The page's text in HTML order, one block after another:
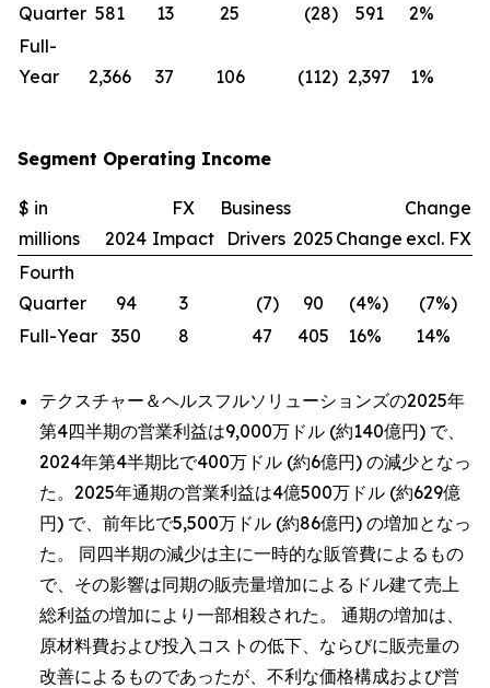
Quarter 581 13 25 (28) 591 2%
Full-
Year
2,366 37 106 (112) 2,397 1%
Segment Operating Income
$ in
millions
2024
FX
Impact
Business
Drivers 2025 Change
Change
excl. FX
Fourth
Quarter
94 3 (7) 90 (4%) (7%)
Full-Year
350 8 47 405 16% 14%
テクスチャー＆ヘルスフルソリューションズの2025年
第4四半期の営業利益は9,000万ドル (約140億円) で、
2024年第4半期比で400万ドル (約6億円) の減少となっ
た。2025年通期の営業利益は4億500万ドル (約629億
円) で、前年比で5,500万ドル (約86億円) の増加となっ
た。 同四半期の減少は主に一時的な販管費によるもの
で、その影響は同期の販売量増加によるドル建て売上
総利益の増加により一部相殺された。 通期の増加は、
原材料費および投入コストの低下、ならびに販売量の
改善によるものであったが、不利な価格構成および営